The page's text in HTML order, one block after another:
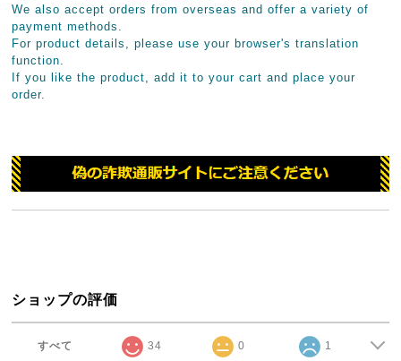
We also accept orders from overseas and offer a variety of
payment methods.
For product details, please use your browser's translation
function.
If you like the product, add it to your cart and place your
order.
ショップの評価
すべて 34 0 1